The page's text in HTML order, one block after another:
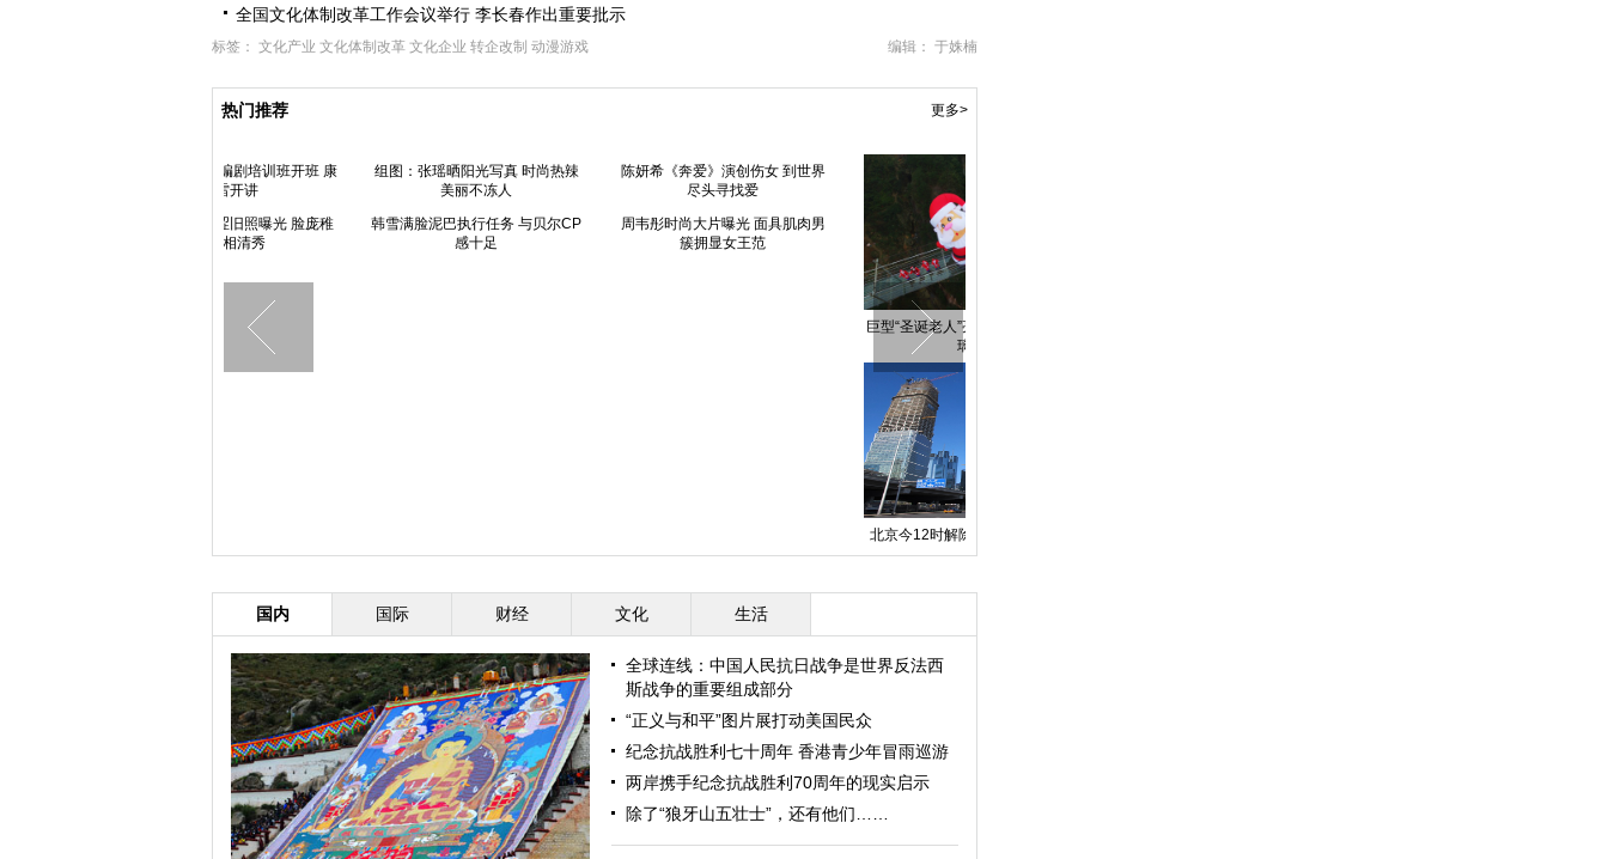
全国文化体制改革工作会议举行 李长春作出重要批示
编辑： 于姝楠
标签： 文化产业 文化体制改革 文化企业 转企改制 动漫游戏
热门推荐 更多>
巨型“圣诞老人”亮相湖南石牛寨玻
第22届全国雪雕赛冰城开铲
12日或再迎雾霾
北京举办122交通安全日活动
国内 国际 财经 文化 生活
全球连线：中国人民抗日战争是世界反法西
斯战争的重要组成部分
“正义与和平”图片展打动美国民众
纪念抗战胜利七十周年 香港青少年冒雨巡游
两岸携手纪念抗战胜利70周年的现实启示
除了“狼牙山五壮士”，还有他们……